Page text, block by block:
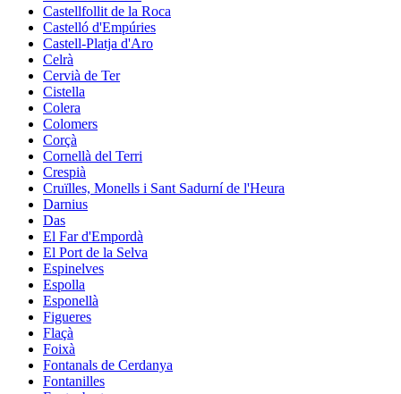
Castellfollit de la Roca
Castelló d'Empúries
Castell-Platja d'Aro
Celrà
Cervià de Ter
Cistella
Colera
Colomers
Corçà
Cornellà del Terri
Crespià
Cruïlles, Monells i Sant Sadurní de l'Heura
Darnius
Das
El Far d'Empordà
El Port de la Selva
Espinelves
Espolla
Esponellà
Figueres
Flaçà
Foixà
Fontanals de Cerdanya
Fontanilles